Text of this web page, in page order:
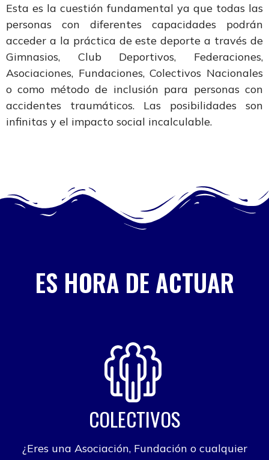
Esta es la cuestión fundamental ya que todas las
personas con diferentes capacidades podrán
acceder a la práctica de este deporte a través de
Gimnasios, Club Deportivos, Federaciones,
Asociaciones, Fundaciones, Colectivos Nacionales
o como método de inclusión para personas con
accidentes traumáticos. Las posibilidades son
infinitas y el impacto social incalculable.
ES HORA DE ACTUAR
COLECTIVOS
¿Eres una Asociación, Fundación o cualquier